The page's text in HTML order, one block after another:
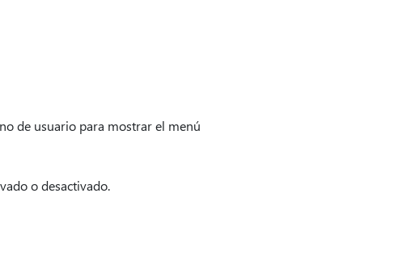
de usuario para mostrar el menú
o desactivado.